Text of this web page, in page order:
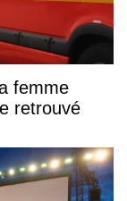
femme
retrouvé